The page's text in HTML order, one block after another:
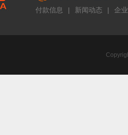
付款信息 | 新闻动态 | 企